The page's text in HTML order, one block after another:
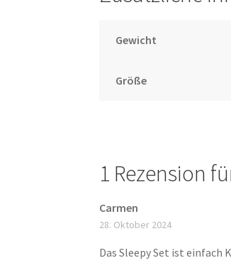
Gewicht
Größe
1 Rezension
Carmen
28. Oktober 2024
Das Sleepy Set ist einfach